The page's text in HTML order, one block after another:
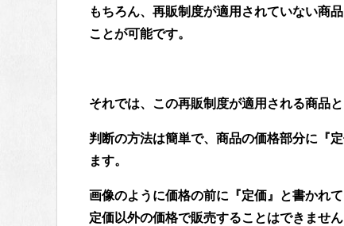
もちろん、再販制度が適用されていない商
ことが可能です。
それでは、この再販制度が適用される商品
判断の方法は簡単で、商品の価格部分に『
ます。
画像のように価格の前に『定価』と書かれ
定価以外の価格で販売することはできません